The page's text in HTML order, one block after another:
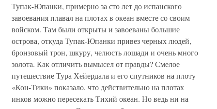
Тупак-Юпанки, примерно за сто лет до испанского
завоевания плавал на плотах в океан вместе со своим
войском. Там были открыты и завоеваны большие
острова, откуда Тупак-Юпанки привез черных людей,
бронзовый трон, шкуру, челюсть лошади и очень много
золота. Как отличить вымысел от правды? Смелое
путешествие Тура Хейердала и его спутников на плоту
«Кон-Тики» показало, что действительно на плотах
инков можно пересекать Тихий океан. Но ведь ни на